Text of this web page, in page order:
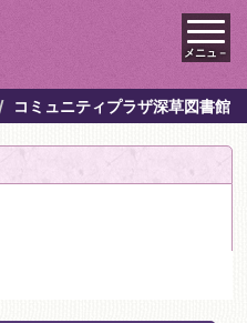
メニュ－
コミュニティプラザ深草図書館